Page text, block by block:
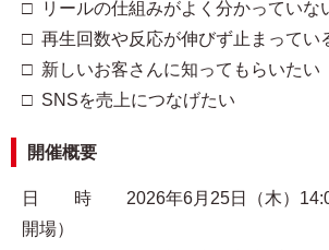
□ リールの仕組みがよく分かっていな
□ 再生回数や反応が伸びず止まってい
□ 新しいお客さんに知ってもらいたい
□ SNSを売上につなげたい
開催概要
日 時 2026年6月25日（木）
開場）